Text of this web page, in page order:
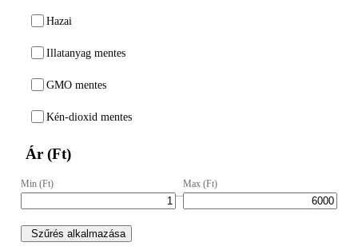
Hazai
Illatanyag mentes
GMO mentes
Kén-dioxid mentes
Ár (Ft)
Min (Ft)
–
Max (Ft)
Szűrés alkalmazása